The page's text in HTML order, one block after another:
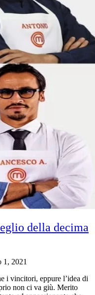
della decima
1, 2021
i vincitori, eppure l’idea di
non ci va giù. Merito